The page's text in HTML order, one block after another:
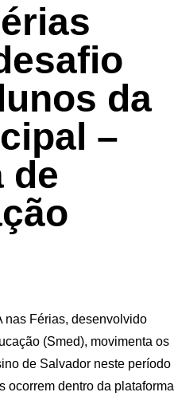
da
–
de
nas Férias, desenvolvido
(Smed), movimenta os
de Salvador neste período
ocorrem dentro da plataforma